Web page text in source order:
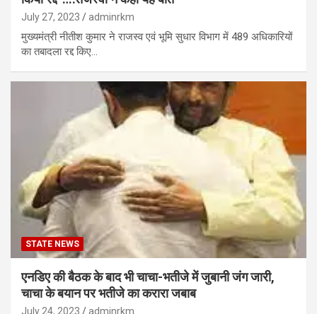
July 27, 2023 adminrkm
मुख्यमंत्री नीतीश कुमार ने राजस्व एवं भूमि सुधार विभाग में 489 अधिकारियों
का तबादला रद्द किए…
STATE NEWS
एनडिए की बैठक के बाद भी चाचा-भतीजे में जुबानी जंग जारी,
चाचा के बयान पर भतीजे का करारा जबाब
July 24, 2023 adminrkm